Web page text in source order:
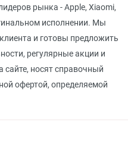
рынка - Apple, Xiaomi,
исполнении. Мы
и готовы предложить
регулярные акции и
сайте, носят справочный
офертой, определяемой